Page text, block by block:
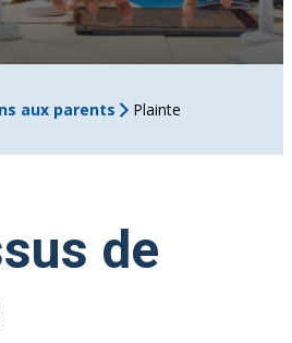
aux parents Plainte
de